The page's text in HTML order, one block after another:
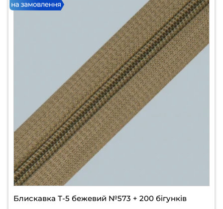
Блискавка Т-5 бежевий №573 + 200 бігунків